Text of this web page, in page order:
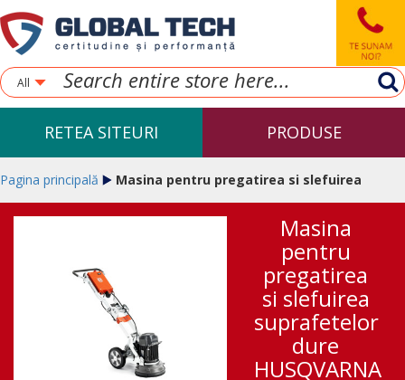
All
RETEA SITEURI PRODUSE
Pagina principală Masina pentru pregatirea si slefuirea
suprafetelor dure HUSQVARNA PG 280, 400VMasina
pentru
pregatirea
si slefuirea
suprafetelor
dure
HUSQVARNA